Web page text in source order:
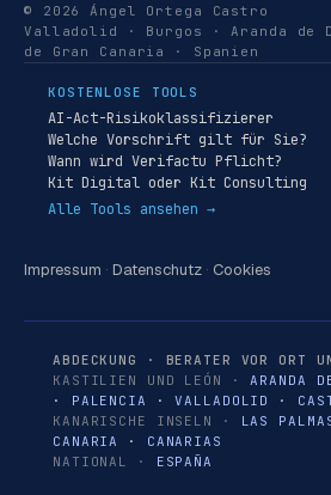
© 2026 Ángel Ortega Castro
Valladolid · Burgos · Aranda de
de Gran Canaria · Spanien
KOSTENLOSE TOOLS
AI-Act-Risikoklassifizierer
Welche Vorschrift gilt für Sie?
Wann wird Verifactu Pflicht?
Kit Digital oder Kit Consulting
Alle Tools ansehen →
Impressum · Datenschutz · Cookies
ABDECKUNG · BERATER VOR ORT
KASTILIEN UND LEÓN ·ARANDA
· PALENCIA ·VALLADOLID ·
KANARISCHE INSELN · LAS
CANARIA
· CANARIAS
NATIONAL · ESPAÑA